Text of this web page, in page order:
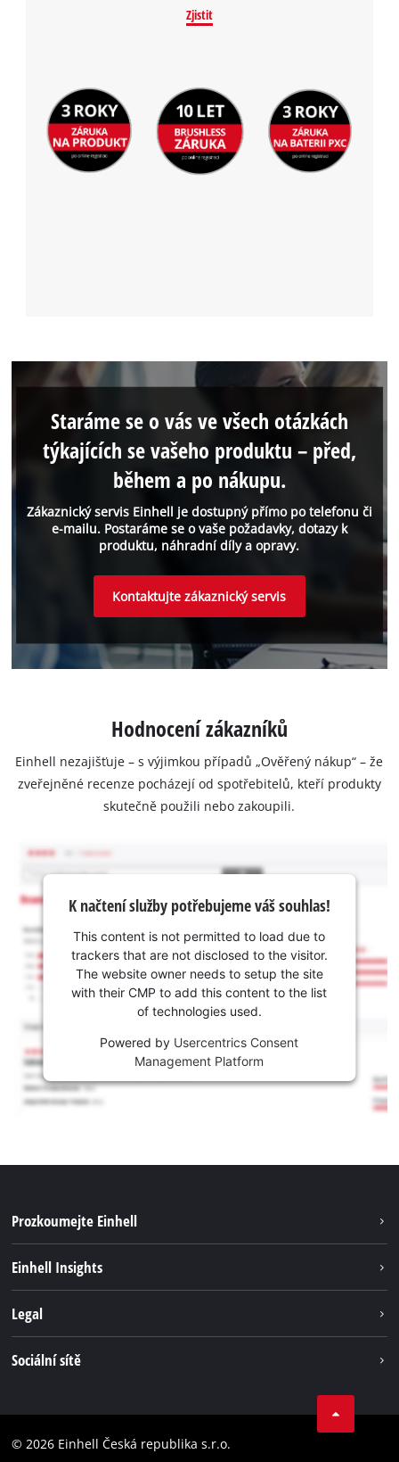
Zjistit
Zákaznický servis Einhell je dostupný přímo po telefonu či
e-mailu. Postaráme se o vaše požadavky, dotazy k
produktu, náhradní díly a opravy.
Staráme se o vás ve všech otázkách
týkajících se vašeho produktu – před,
během a po nákupu.
Kontaktujte zákaznický servis
Hodnocení zákazníků
Einhell nezajišťuje – s výjimkou případů „Ověřený nákup“ – že
zveřejněné recenze pocházejí od spotřebitelů, kteří produkty
skutečně použili nebo zakoupili.
K načtení služby potřebujeme váš souhlas!
This content is not permitted to load due to
trackers that are not disclosed to the visitor.
The website owner needs to setup the site
with their CMP to add this content to the list
of technologies used.
Powered by Usercentrics Consent
Management Platform
Prozkoumejte Einhell
Systém akumulátorů
Einhell Insights
Legal
Prohlášení o přístupnosti
Sociální sítě
Instagram
© 2026 Einhell Česká republika s.r.o.